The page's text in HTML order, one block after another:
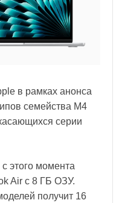
в рамках анонса
семейства M4
серии
этого момента
Air с 8 ГБ ОЗУ.
получит 16